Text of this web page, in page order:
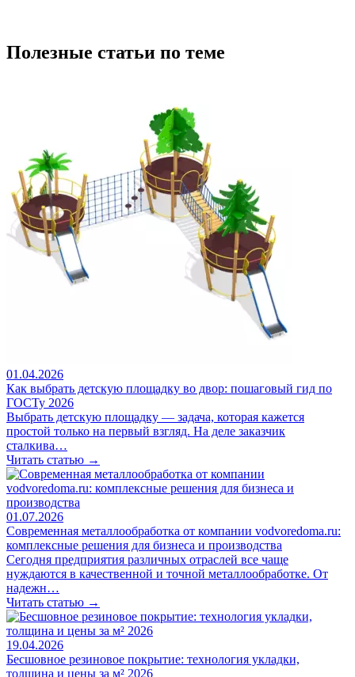
Полезные статьи по теме
01.04.2026
Как выбрать детскую площадку во двор: пошаговый гид по
ГОСТу 2026
Выбрать детскую площадку — задача, которая кажется
простой только на первый взгляд. На деле заказчик
сталкива…
Читать статью →
01.07.2026
Современная металлообработка от компании vodvoredoma.ru:
комплексные решения для бизнеса и производства
Сегодня предприятия различных отраслей все чаще
нуждаются в качественной и точной металлообработке. От
надежн…
Читать статью →
19.04.2026
Бесшовное резиновое покрытие: технология укладки,
толщина и цены за м² 2026